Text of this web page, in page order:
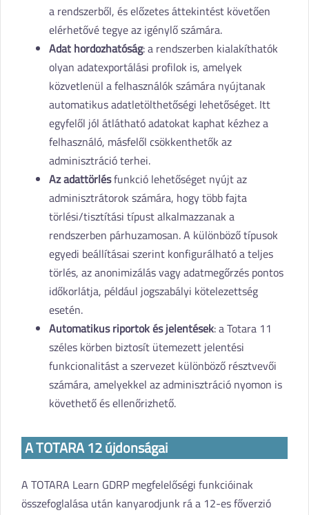
a rendszerből, és előzetes áttekintést követően
elérhetővé tegye az igénylő számára.
Adat hordozhatóság: a rendszerben kialakíthatók
olyan adatexportálási profilok is, amelyek
közvetlenül a felhasználók számára nyújtanak
automatikus adatletölthetőségi lehetőséget. Itt
egyfelől jól átlátható adatokat kaphat kézhez a
felhasználó, másfelől csökkenthetők az
adminisztráció terhei.
Az adattörlésfunkció lehetőséget nyújt az
adminisztrátorok számára, hogy több fajta
törlési/tisztítási típust alkalmazzanak a
rendszerben párhuzamosan. A különböző típusok
egyedi beállításai szerint konfigurálható a teljes
törlés, az anonimizálás vagy adatmegőrzés pontos
időkorlátja, például jogszabályi kötelezettség
esetén.
Automatikus riportok és jelentések: a Totara 11
széles körben biztosít ütemezett jelentési
funkcionalitást a szervezet különböző résztvevői
számára, amelyekkel az adminisztráció nyomon is
követhető és ellenőrizhető.
A TOTARA 12 újdonságai
A TOTARA Learn GDRP megfelelőségi funkcióinak
összefoglalása után kanyarodjunk rá a 12-es főverzió